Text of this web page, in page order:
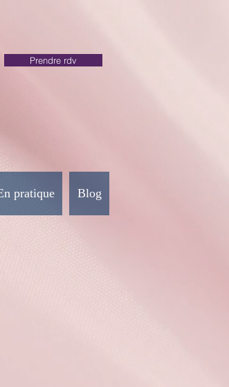
Prendre rdv
pratique Blog